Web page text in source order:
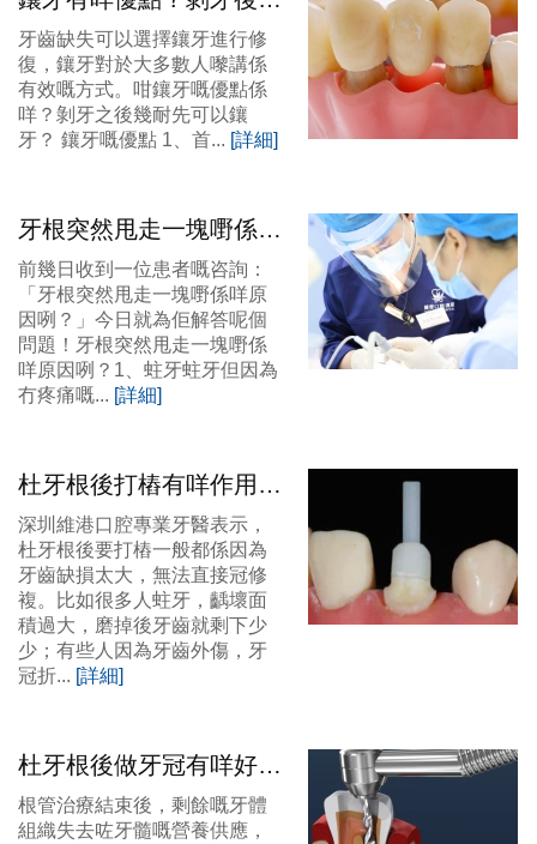
長時間可以鑲牙？深圳睇
牙介紹
牙齒缺失可以選擇鑲牙進行修
復，鑲牙對於大多數人嚟講係
有效嘅方式。咁鑲牙嘅優點係
咩？剝牙之後幾耐先可以鑲
牙？ 鑲牙嘅優點 1、首... [詳細]
牙根突然甩走一塊嘢係咩
原因咧？深圳睇牙邊間
好？
前幾日收到一位患者嘅咨詢：
「牙根突然甩走一塊嘢係咩原
因咧？」今日就為佢解答呢個
問題！牙根突然甩走一塊嘢係
咩原因咧？1、蛀牙蛀牙但因為
冇疼痛嘅... [詳細]
杜牙根後打樁有咩作用
咧？深圳杜牙根打樁加牙
冠幾錢？
深圳維港口腔專業牙醫表示，
杜牙根後要打樁一般都係因為
牙齒缺損太大，無法直接冠修
複。比如很多人蛀牙，齲壞面
積過大，磨掉後牙齒就剩下少
少；有些人因為牙齒外傷，牙
冠折... [詳細]
杜牙根後做牙冠有咩好處
咧？維港口腔杜牙根加牙
冠幾錢？
根管治療結束後，剩餘嘅牙體
組織失去咗牙髓嘅營養供應，